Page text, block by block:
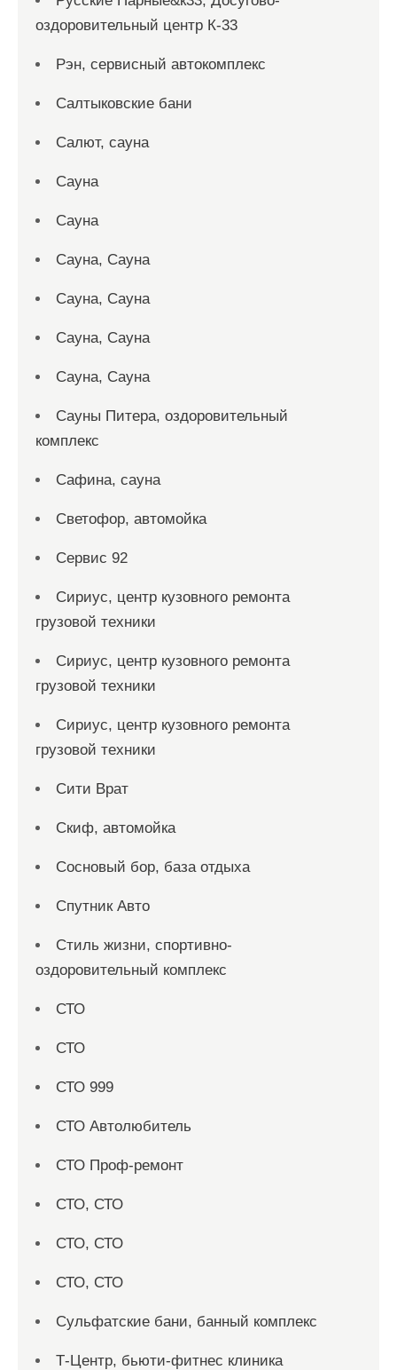
оздоровительный центр К-33
Рэн, сервисный автокомплекс
Салтыковские бани
Салют, сауна
Сауна
Сауна
Сауна, Сауна
Сауна, Сауна
Сауна, Сауна
Сауна, Сауна
Сауны Питера, оздоровительный
комплекс
Сафина, сауна
Светофор, автомойка
Сервис 92
Сириус, центр кузовного ремонта
грузовой техники
Сириус, центр кузовного ремонта
грузовой техники
Сириус, центр кузовного ремонта
грузовой техники
Сити Врат
Скиф, автомойка
Сосновый бор, база отдыха
Спутник Авто
Стиль жизни, спортивно-
оздоровительный комплекс
СТО
СТО
СТО 999
СТО Автолюбитель
СТО Проф-ремонт
СТО, СТО
СТО, СТО
СТО, СТО
Сульфатские бани, банный комплекс
Т-Центр, бьюти-фитнес клиника